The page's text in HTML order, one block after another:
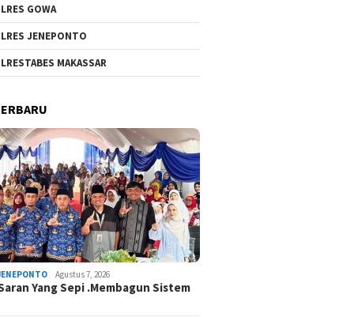
GOWA
JENEPONTO
MAKASSAR
Agustus 7, 2026
Yang Sepi .Membagun Sistem